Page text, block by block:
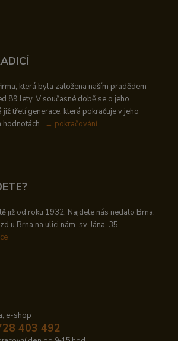
která byla založena naším pradědem
89 lety. V současné době se o jeho
třetí generace, která pokračuje v jeho
hodnotách.. → pokračování
již od roku 1932. Najdete nás nedalo Brna,
u Brna na ulici nám. sv. Jána, 35.
e-shop
403 492